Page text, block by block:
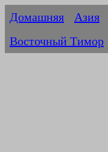
Домашняя Азия
Восточный Тимор